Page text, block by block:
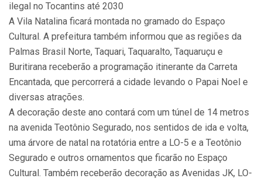
ilegal no Tocantins até 2030
A Vila Natalina ficará montada no gramado do Espaço
Cultural. A prefeitura também informou que as regiões da
Palmas Brasil Norte, Taquari, Taquaralto, Taquaruçu e
Buritirana receberão a programação itinerante da Carreta
Encantada, que percorrerá a cidade levando o Papai Noel e
diversas atrações.
A decoração deste ano contará com um túnel de 14 metros
na avenida Teotônio Segurado, nos sentidos de ida e volta,
uma árvore de natal na rotatória entre a LO-5 e a Teotônio
Segurado e outros ornamentos que ficarão no Espaço
Cultural. Também receberão decoração as Avenidas JK, LO-